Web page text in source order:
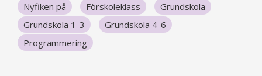
Nyfiken på Förskoleklass
Grundskola
Grundskola 1-3
Grundskola 4-6
Programmering